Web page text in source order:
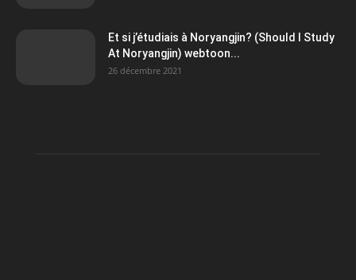
Et si j’étudiais à Noryangjin? (Should I Study
At Noryangjin) webtoon...
26 décembre 2021